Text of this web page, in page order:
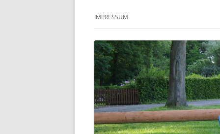
ORTS-
1989
BILDER
KIRCHE
FRIEDHOF
IMPRESSUM